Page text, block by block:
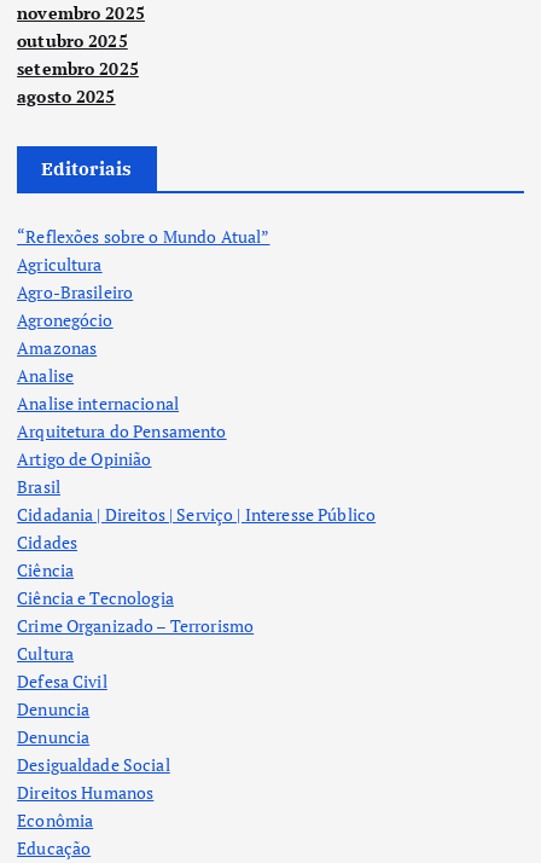
novembro 2025
outubro 2025
setembro 2025
agosto 2025
Editoriais
“Reflexões sobre o Mundo Atual”
Agricultura
Agro-Brasileiro
Agronegócio
Amazonas
Analise
Analise internacional
Arquitetura do Pensamento
Artigo de Opinião
Brasil
Cidadania | Direitos | Serviço | Interesse Público
Cidades
Ciência
Ciência e Tecnologia
Crime Organizado – Terrorismo
Cultura
Defesa Civil
Denuncia
Denuncia
Desigualdade Social
Direitos Humanos
Econômia
Educação